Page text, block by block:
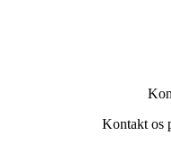
Kontakt os